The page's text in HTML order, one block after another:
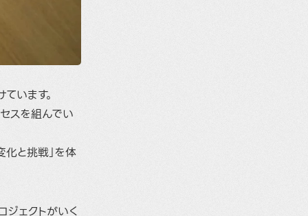
います。
スを組んでい
と挑戦」を体
ェクトがいく